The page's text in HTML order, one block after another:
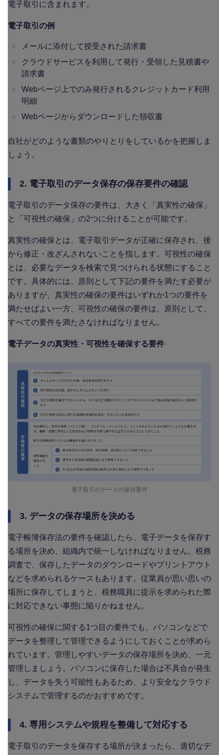
電子取引に含まれます。
電子取引の例
メールに添付して授受された請求書
クラウドサービスを利用して発行・受領した見積書や
請求書
Webページ上でのみ発行されるクレジットカード利用
明細
Webページからダウンロードした領収書
自社がどのような書類のやりとりをしているかを把握しま
しょう。
2. 電子取引のデータ保存の保存要件の確認
電子取引のデータ保存の要件は、大きく「真実性の確保」
と「可視性の確保」の2つに分けることが可能です。
真実性の確保とは、電子取引データが正確に保存され、後
から修正・改ざんされないことを指します。可視性の確保
とは、必要なデータを検索で見つけられる状態にすること
です。具体的には、原則として下記の要件を満たす必要が
ありますが、真実性の確保の要件はいずれか1つの要件を
満たせばよい一方、可視性の確保の要件は、原則として、
すべての要件を満たさなければなりません。
電子データの真実性・可視性を確保する要件
電子取引のデータの保存要件
3. データの保存場所を決める
電子帳簿保存法の要件を確認したら、電子データを保存す
る場所を決め、組織内で統一しなければなりません。税務
調査で、保存したデータのダウンロードやプリントアウト
などを求められるケースもあります。従業員が思い思いの
場所に保存してしまうと、税務職員に提示を求められた際
に対応できない事態に陥りかねません。
可視性の確保に関する1つ目の要件でも、パソコンなどで
データを整理して管理できるようにしておくことが求めら
れています。管理しやすいデータの保存場所を決め、一元
管理しましょう。パソコンに保存した場合は不具合が発生
し、データを失う可能性もあるため、より安全なクラウド
システムで管理するのがおすすめです。
4. 専用システムや規程を整備して対応する
電子取引のデータを保存する場所が決まったら、適切なデ